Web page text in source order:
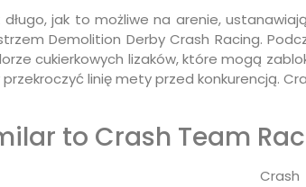
jak to możliwe na arenie,
Demolition Derby Crash Racing.
cukierkowych lizaków, które mogą
linię mety przed konkurencją.
to Crash Team